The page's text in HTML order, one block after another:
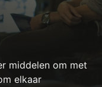
middelen om met
elkaar